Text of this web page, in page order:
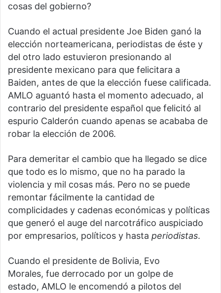
cosas del gobierno?
Cuando el actual presidente Joe Biden ganó la
elección norteamericana, periodistas de éste y
del otro lado estuvieron presionando al
presidente mexicano para que felicitara a
Baiden, antes de que la elección fuese calificada.
AMLO aguantó hasta el momento adecuado, al
contrario del presidente español que felicitó al
espurio Calderón cuando apenas se acababa de
robar la elección de 2006.
Para demeritar el cambio que ha llegado se dice
que todo es lo mismo, que no ha parado la
violencia y mil cosas más. Pero no se puede
remontar fácilmente la cantidad de
complicidades y cadenas económicas y políticas
que generó el auge del narcotráfico auspiciado
por empresarios, políticos y hasta periodistas.
Cuando el presidente de Bolivia, Evo
Morales, fue derrocado por un golpe de
estado, AMLO le encomendó a pilotos del